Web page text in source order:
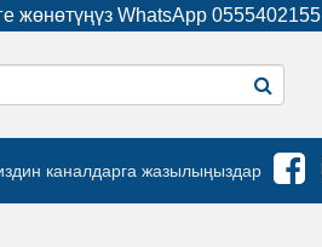
жөнөтүңүз WhatsApp 0555402155
каналдарга жазылыңыздар